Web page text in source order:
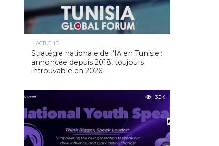
L'ACTUTHD
Stratégie nationale de l’IA en Tunisie :
annoncée depuis 2018, toujours
introuvable en 2026
3.6K